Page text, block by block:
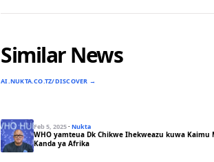
Similar News
AI.NUKTA.CO.TZ/DISCOVER →
Feb 5, 2025·Nukta
WHO yamteua Dk Chikwe Ihekweazu kuwa Kaimu
Kanda ya Afrika